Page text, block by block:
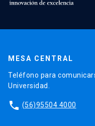
MESA CENTRAL
Teléfono para
Universidad.
phone (56)95504 4000